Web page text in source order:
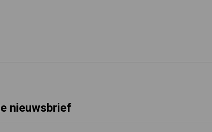
nieuwsbrief